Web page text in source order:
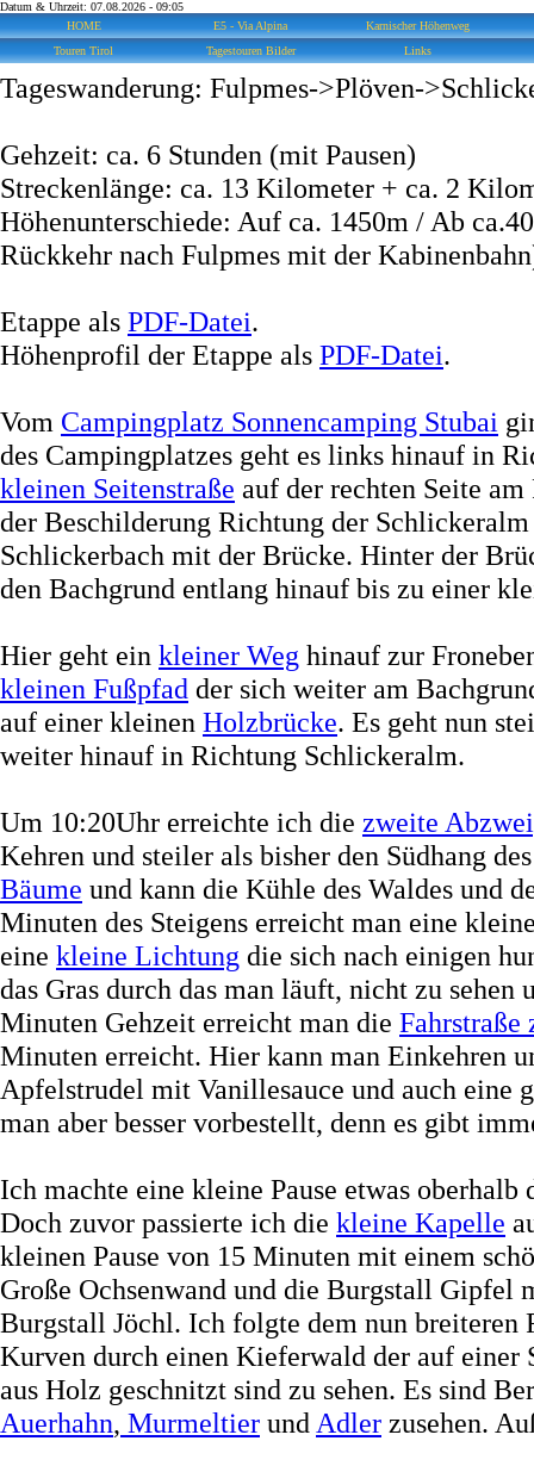
Datum & Uhrzeit: 07.08.2026 - 09:05
HOME
E5 - Via Alpina
Karnischer Höhenweg
Touren Tirol
Tagestouren Bilder Links
Tageswanderung: Fulpmes->Plöven-
Gehzeit: ca. 6 Stunden (mit Pausen)
Streckenlänge: ca. 13 Kilometer + ca. 2
Höhenunterschiede: Auf ca. 1450m / Ab
Rückkehr nach Fulpmes mit der
Etappe als PDF-Datei.
Höhenprofil der Etappe als PDF-Datei.
Vom Campingplatz Sonnencamping Stubai
des Campingplatzes geht es links hinauf in
kleinen Seitenstraße auf der rechten Seite
der Beschilderung Richtung der
Schlickerbach mit der Brücke. Hinter der
den Bachgrund entlang hinauf bis zu einer
Hier geht ein kleiner Weg hinauf zur
kleinen Fußpfad der sich weiter am
auf einer kleinen Holzbrücke. Es geht nun
weiter hinauf in Richtung Schlickeralm.
Um 10:20Uhr erreichte ich die zweite
Kehren und steiler als bisher den Südhang
Bäume und kann die Kühle des Waldes und
Minuten des Steigens erreicht man eine
eine kleine Lichtung die sich nach einigen
das Gras durch das man läuft, nicht zu
Minuten Gehzeit erreicht man die
Minuten erreicht. Hier kann man Einkehren
Apfelstrudel mit Vanillesauce und auch
man aber besser vorbestellt, denn es gibt
Ich machte eine kleine Pause etwas
Doch zuvor passierte ich die kleine Kapelle
kleinen Pause von 15 Minuten mit einem
Große Ochsenwand und die Burgstall
Burgstall Jöchl. Ich folgte dem nun breiteren
Kurven durch einen Kieferwald der auf einer
aus Holz geschnitzt sind zu sehen. Es sind
Auerhahn, Murmeltier und Adler zusehen.